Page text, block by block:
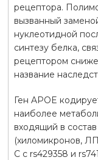
рецептора.
вызванный
нуклеотидной
синтезу белка,
рецептором
название
Ген APOE
наиболее
входящий в
(хиломикронов,
С с rs429358 и